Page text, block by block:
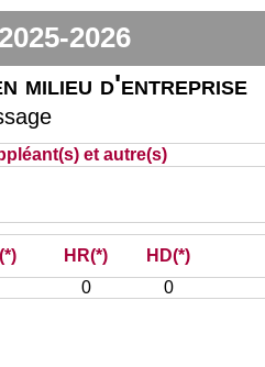
2026
milieu d'entreprise
et autre(s)
HR(*) HD(*)
0 0